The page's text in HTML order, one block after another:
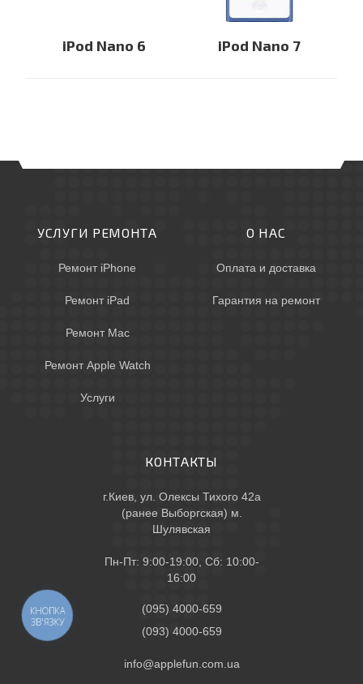
iPod Nano 6 iPod Nano 7
УСЛУГИ РЕМОНТА
Ремонт iPhone
Ремонт iPad
Ремонт Mac
Ремонт Apple Watch
Услуги
О НАС
Оплата и доставка
Гарантия на ремонт
КОНТАКТЫ
г.Киев, ул. Олексы Тихого 42а
(ранее Выборгская) м.
Шулявская
Пн-Пт: 9:00-19:00, Сб: 10:00-
16:00
(095) 4000-659
(093) 4000-659
info@applefun.com.ua
КНОПКА
ЗВ'ЯЗКУ